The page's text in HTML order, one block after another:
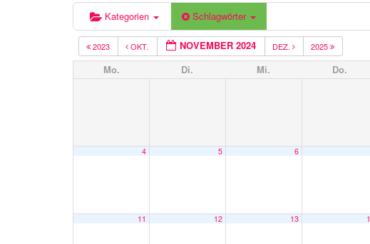
Kategorien Schlagwörter
2023 OKT. NOVEMBER 2024 DEZ. 2025
Mo. Di. Mi. Do.
4 5 6
11 12 13